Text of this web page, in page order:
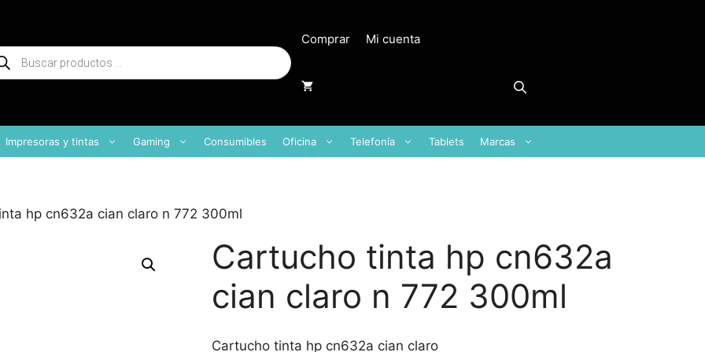
Comprar Mi cuenta
Impresoras y tintas Gaming Consumibles Oficina Telefonía Tablets Marcas
hp cn632a cian claro n 772 300ml
Cartucho tinta hp cn632a
cian claro n 772 300ml
Cartucho tinta hp cn632a cian claro